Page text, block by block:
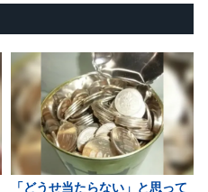
「どうせ当たらない」と思って